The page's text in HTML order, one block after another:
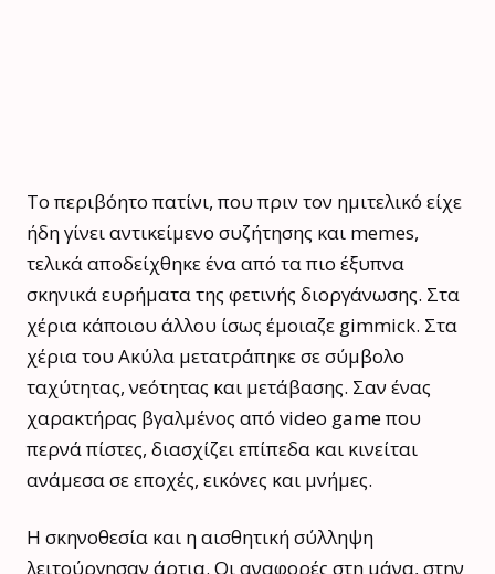
Το περιβόητο πατίνι, που πριν τον ημιτελικό είχε
ήδη γίνει αντικείμενο συζήτησης και memes,
τελικά αποδείχθηκε ένα από τα πιο έξυπνα
σκηνικά ευρήματα της φετινής διοργάνωσης. Στα
χέρια κάποιου άλλου ίσως έμοιαζε gimmick. Στα
χέρια του Ακύλα μετατράπηκε σε σύμβολο
ταχύτητας, νεότητας και μετάβασης. Σαν ένας
χαρακτήρας βγαλμένος από video game που
περνά πίστες, διασχίζει επίπεδα και κινείται
ανάμεσα σε εποχές, εικόνες και μνήμες.
Η σκηνοθεσία και η αισθητική σύλληψη
λειτούργησαν άρτια. Οι αναφορές στη μάνα, στην